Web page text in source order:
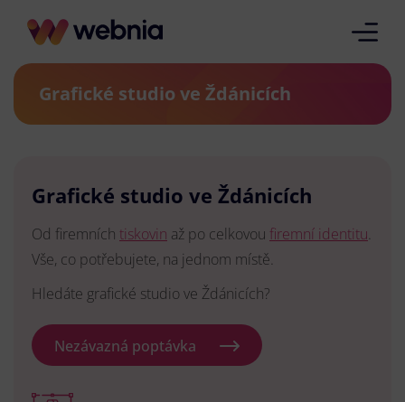
Grafické studio ve Ždánicích
Grafické studio ve Ždánicích
Od firemních tiskovin až po celkovou firemní identitu.
Vše, co potřebujete, na jednom místě.
Hledáte grafické studio ve Ždánicích?
Nezávazná poptávka